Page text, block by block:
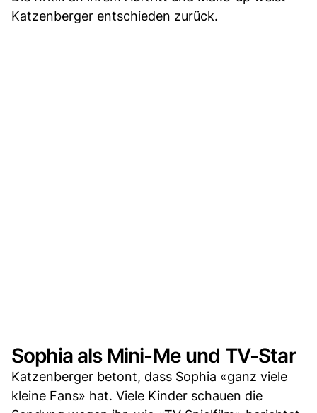
Katzenberger entschieden zurück.
Sophia als Mini-Me und TV-Star
Katzenberger betont, dass Sophia «ganz viele
kleine Fans» hat. Viele Kinder schauen die